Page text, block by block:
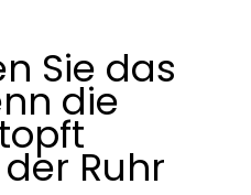
Sie das
die
Ruhr